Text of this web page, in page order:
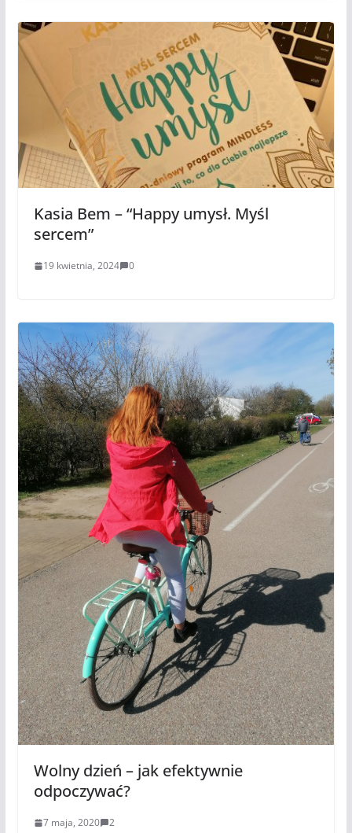
Kasia Bem – “Happy umysł. Myśl
sercem”
19 kwietnia, 2024 0
Wolny dzień – jak efektywnie
odpoczywać?
7 maja, 2020 2